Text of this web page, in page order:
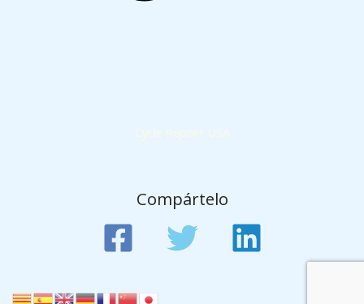
Cycle Report USA
Compártelo